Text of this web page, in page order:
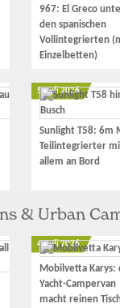
967: El Greco
den spanischen
Vollintegrierten
Einzelbetten)
5. Juli 2026
Sunlight T58: 6m
Teilintegrierter
allem an Bord
& Urban
4. Juli 2026
Mobilvetta Karys:
Yacht-Campervan
macht reinen